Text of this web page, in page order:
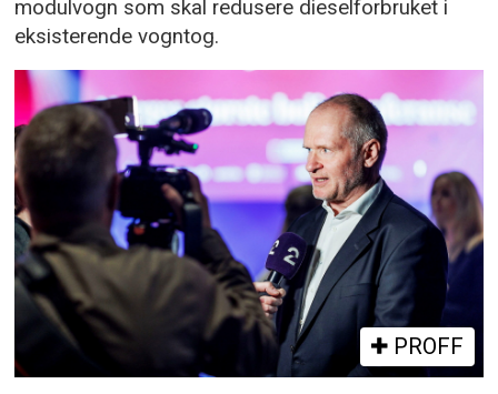
modulvogn som skal redusere dieselforbruket i
eksisterende vogntog.
PROFF